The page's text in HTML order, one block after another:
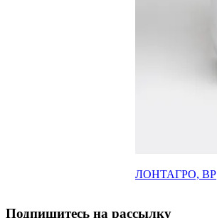
ЛОНТАГРО, ВР
Подпишитесь на рассылку